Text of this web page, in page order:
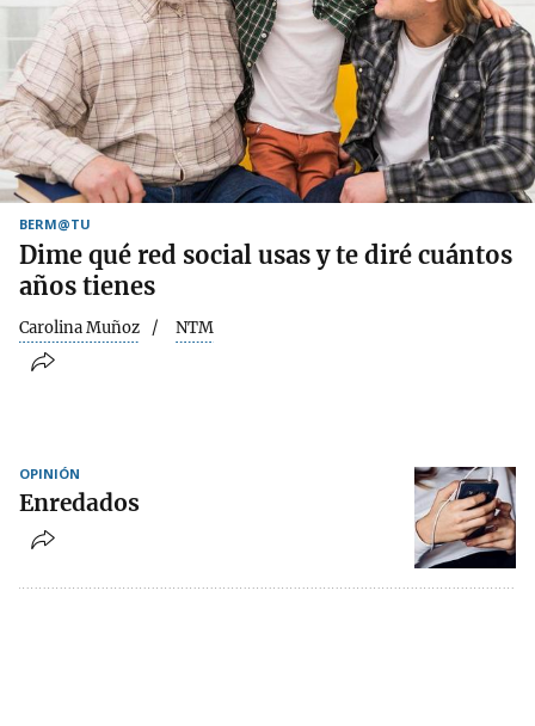
BERM@TU
Dime qué red social usas y te diré cuántos
años tienes
Carolina Muñoz NTM
OPINIÓN
Enredados